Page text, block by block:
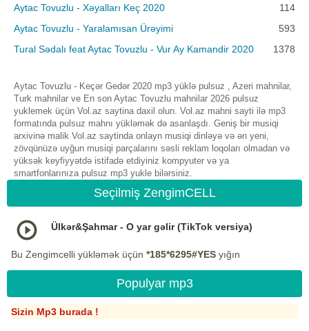
Aytac Tovuzlu - Xəyalları Keç 2020
114
Aytac Tovuzlu - Yaralamısan Ürəyimi
593
Tural Sədalı feat Aytac Tovuzlu - Vur Ay Kamandir 2020
1378
Aytac Tovuzlu - Keçər Gedər 2020 mp3 yüklə pulsuz , Azeri mahnilar,
Turk mahnilar ve En son Aytac Tovuzlu mahnilar 2026 pulsuz
yuklemek üçün Vol.az saytina daxil olun. Vol.az mahni sayti ilə mp3
formatında pulsuz mahnı yükləmək də asanlaşdı. Geniş bir musiqi
arxivinə malik Vol.az saytinda onlayn musiqi dinləyə və ən yeni,
zövqünüzə uyğun musiqi parçalarını səsli reklam loqoları olmadan və
yüksək keyfiyyətdə istifadə etdiyiniz kompyuter və ya
smartfonlarınıza pulsuz mp3 yukle bilərsiniz.
Seçilmiş ZengimCELL
Ülkər&Şahmar - O yar gəlir (TikTok versiya)
Bu Zengimcelli yükləmək üçün *185*6295#YES yığın
Populyar mp3
Sizin Mp3 burada !